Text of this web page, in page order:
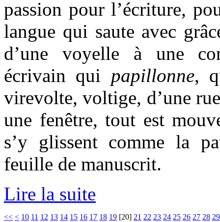
passion pour l’écriture,
langue qui saute avec
d’une voyelle à une
écrivain qui papillonne,
virevolte, voltige, d’une
une fenêtre, tout est
s’y glissent comme la
feuille de manuscrit.
Lire la suite
<< < 10 11 12 13 14 15 16 17 18 19 [20] 21 22 23 24 25 26 27 28 29